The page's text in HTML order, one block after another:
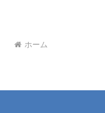
ホーム